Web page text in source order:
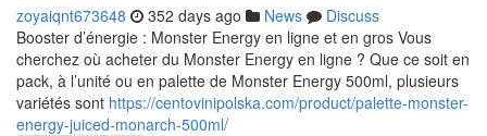
zoyaiqnt673648 352 days ago News
Discuss
Booster d’énergie : Monster Energy en ligne et en gros Vous
cherchez où acheter du Monster Energy en ligne ? Que ce soit en
pack, à l’unité ou en palette de Monster Energy 500ml, plusieurs
variétés sont https://centovinipolska.com/product/palette-monster-
energy-juiced-monarch-500ml/